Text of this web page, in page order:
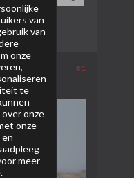
#1
van
van
onze
te
onze
onze
meer